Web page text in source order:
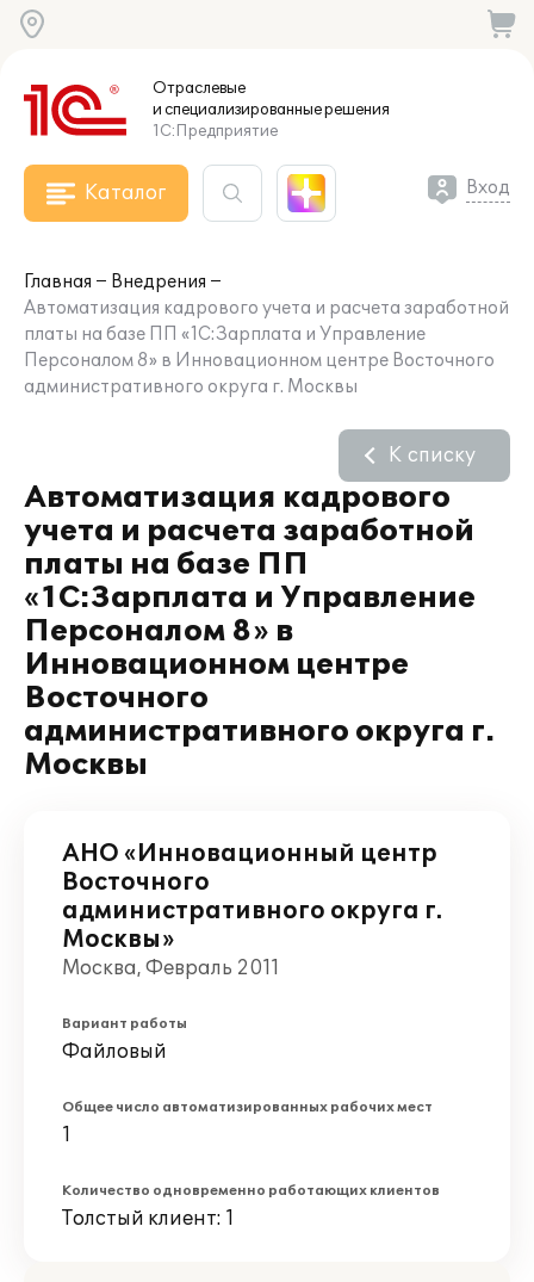
Отраслевые
и специализированныерешения
1С:Предприятие
Каталог Вход
Главная
Внедрения
Автоматизация кадрового учета и расчета заработной
платы на базе ПП «1С:Зарплата и Управление
Персоналом 8» в Инновационном центре Восточного
административного округа г. Москвы
Автоматизация кадрового
учета и расчета заработной
платы на базе ПП
«1С:Зарплата и Управление
Персоналом 8» в
Инновационном центре
Восточного
административного округа г.
Москвы
К списку
АНО «Инновационный центр
Восточного
административного округа г.
Москвы»
Москва, Февраль 2011
Вариант работы
Файловый
Общее число автоматизированных рабочих мест
1
Количество одновременно работающих клиентов
Толстый клиент: 1